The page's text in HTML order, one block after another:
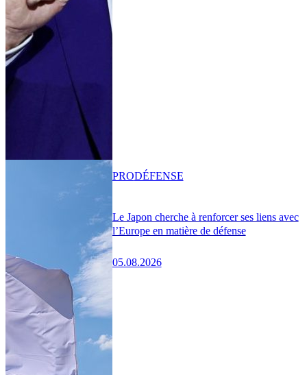
Le Japon cherche à renforcer ses liens avec
l’Europe en matière de défense
05.08.2026
PRODÉFENSE